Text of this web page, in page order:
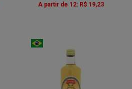
A partir de 12: R$ 19,23